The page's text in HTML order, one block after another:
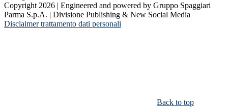
Copyright 2026 | Engineered and powered by Gruppo Spaggiari
Parma S.p.A. | Divisione Publishing & New Social Media
Disclaimer trattamento dati personali
Back to top